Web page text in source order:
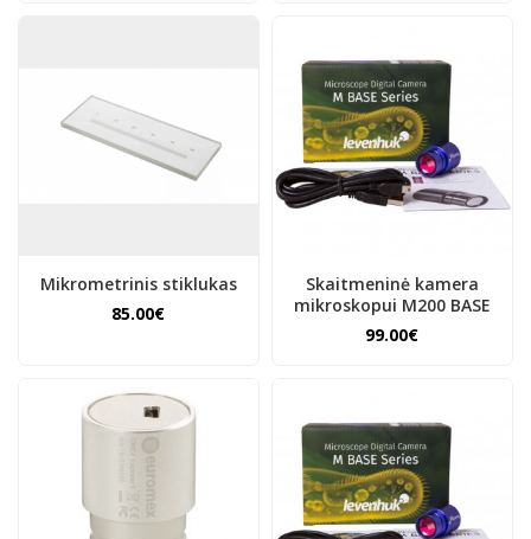
Mikrometrinis stiklukas
85.00€
Skaitmeninė kamera
mikroskopui M200 BASE
99.00€